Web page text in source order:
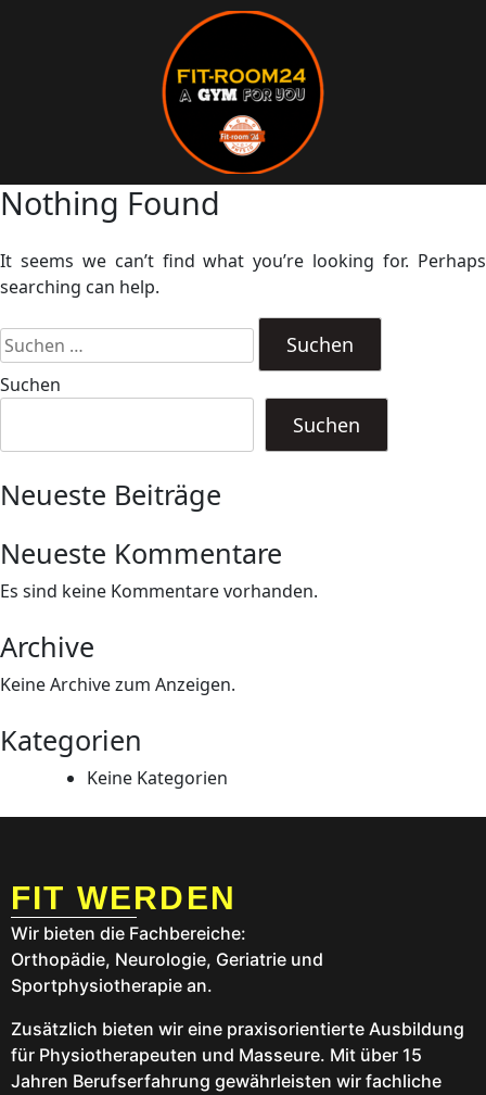
Nothing Found
It seems we can’t find what you’re looking for. Perhaps
searching can help.
Suchen
Suchen
Neueste Beiträge
Neueste Kommentare
Es sind keine Kommentare vorhanden.
Archive
Keine Archive zum Anzeigen.
Kategorien
Keine Kategorien
FIT WERDEN
Wir bieten die Fachbereiche:
Orthopädie, Neurologie, Geriatrie und
Sportphysiotherapie an.
Zusätzlich bieten wir eine praxisorientierte Ausbildung
für Physiotherapeuten und Masseure. Mit über 15
Jahren Berufserfahrung gewährleisten wir fachliche